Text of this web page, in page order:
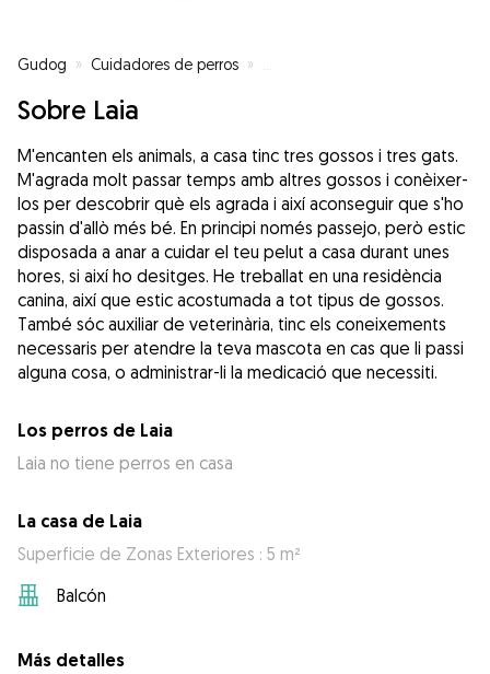
Gudog » Cuidadores de perros »
Sobre Laia
M'encanten els animals, a casa tinc tres gossos i tres gats.
M'agrada molt passar temps amb altres gossos i conèixer-
los per descobrir què els agrada i així aconseguir que s'ho
passin d'allò més bé. En principi només passejo, però estic
disposada a anar a cuidar el teu pelut a casa durant unes
hores, si així ho desitges. He treballat en una residència
canina, així que estic acostumada a tot tipus de gossos.
També sóc auxiliar de veterinària, tinc els coneixements
necessaris per atendre la teva mascota en cas que li passi
alguna cosa, o administrar-li la medicació que necessiti.
Los perros de Laia
Laia no tiene perros en casa
La casa de Laia
Superficie de Zonas Exteriores : 5 m²
Balcón
Más detalles